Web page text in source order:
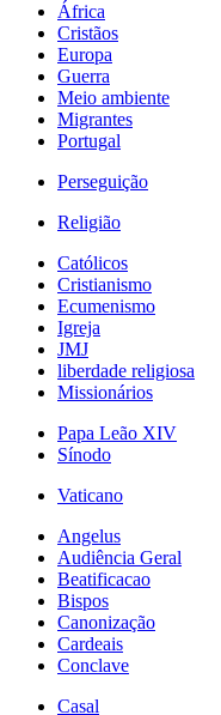
África
Cristãos
Europa
Guerra
Meio ambiente
Migrantes
Portugal
Perseguição
Religião
Católicos
Cristianismo
Ecumenismo
Igreja
JMJ
liberdade religiosa
Missionários
Papa Leão XIV
Sínodo
Vaticano
Angelus
Audiência Geral
Beatificacao
Bispos
Canonização
Cardeais
Conclave
Casal